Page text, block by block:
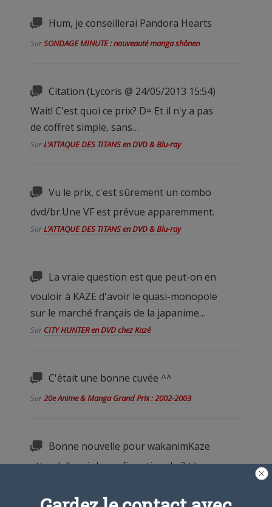
Hum, je conseillerai Pandora Hearts
SurSONDAGE MINUTE : nouveauté manga shônen
Citation (Lycoris @ 24/05/2013 15:54)
Wait! C'est quoi ce prix? D= Et il n'y a pas
de coffret simple, sans…
SurL’ATTAQUE DES TITANS en DVD & Blu-ray
Vu le prix, c'est sûrement un combo
dvd/br.Une VF est prévue apparemment.
SurL’ATTAQUE DES TITANS en DVD & Blu-ray
La vraie question est que peut-on en
vouloir à KAZE d'avoir le quasi-monopole
sur le marché français de la japanime…
Sur CITY HUNTER en DVD chez Kazé
C'était une bonne cuvée ^^
Sur20e Anime & Manga Grand Prix : 2002-2003
Bonne nouvelle pour wakanimKaze
attend d'avoir la confirmation de 2 titres
SurUn 2e SIMULCAST sur Wakanim.tv